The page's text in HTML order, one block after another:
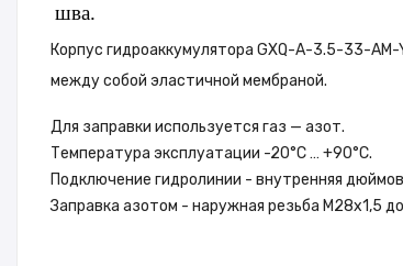
шва.
Корпус гидроаккумулятора GXQ-A-3.5-33-AM-
между собой эластичной мембраной.
Для заправки используется газ — азот.
Температура эксплуатации -20°C … +90°C.
Подключение гидролинии - внутренняя
Заправка азотом - наружная резьба М28х1,5